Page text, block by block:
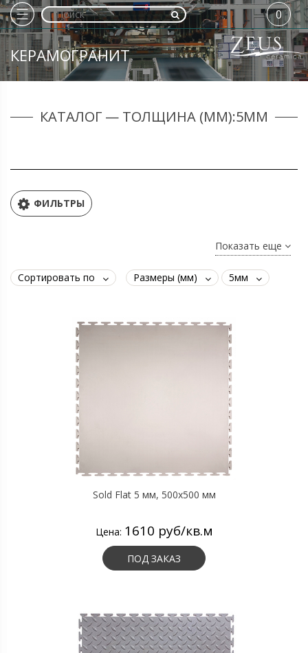
КЕРАМОГРАНИТ
0
КАТАЛОГ — ТОЛЩИНА (ММ):5ММ
ФИЛЬТРЫ
Показать еще
Сортировать по Размеры (мм) 5мм
Sold Flat 5 мм, 500х500 мм
Цена: 1610 руб/кв.м
ПОД ЗАКАЗ